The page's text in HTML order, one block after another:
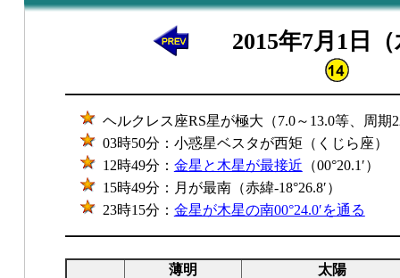
2015年7月1日
ヘルクレス座RS星が極大（7.0～13.0等、周期
03時50分：小惑星ベスタが西矩（くじら座）
12時49分： 金星と木星が最接近 （00°20.1′）
15時49分：月が最南（赤緯-18°26.8′）
23時15分： 金星が木星の南00°24.0′を通る
薄明
太陽